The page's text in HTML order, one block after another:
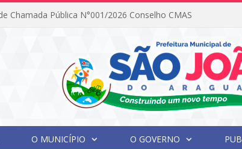
Chamada Pública N°001/2026 Conselho CMAS
O MUNICÍPIO O GOVERNO